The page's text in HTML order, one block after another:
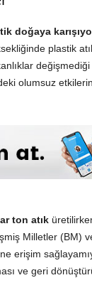
doğaya
plastik
değişmediği
olumsuz
ton atık
Milletler (BM)
erişim
ve geri